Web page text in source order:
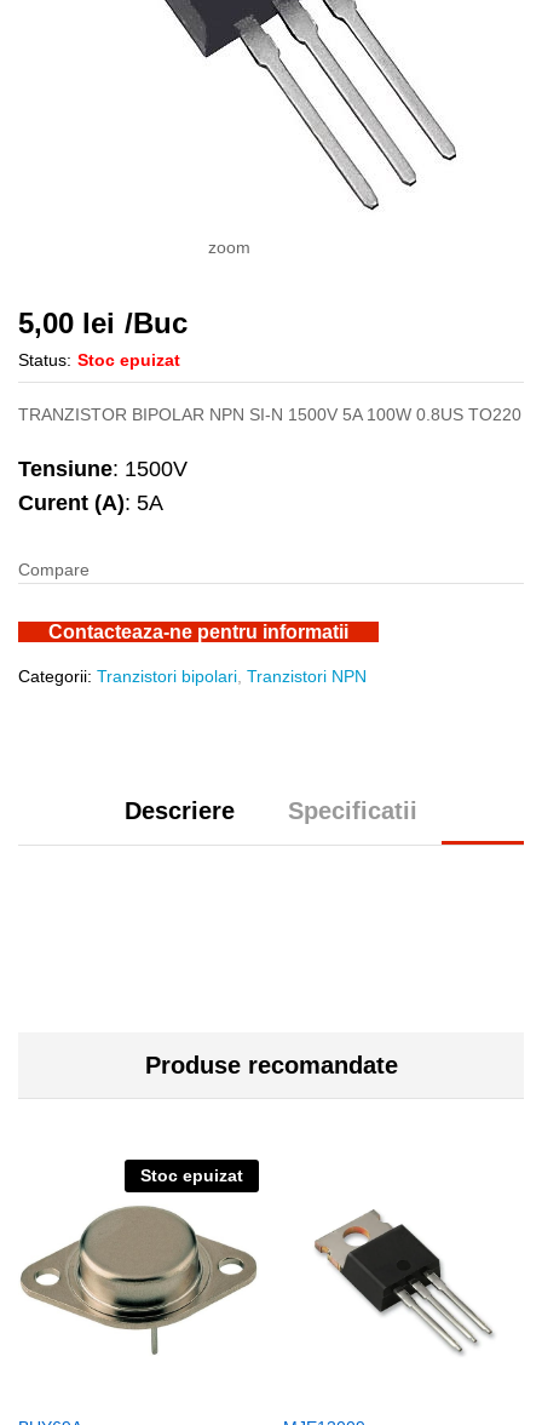
zoom
5,00 lei /Buc
Status: Stoc epuizat
TRANZISTOR BIPOLAR NPN SI-N 1500V 5A 100W 0.8US TO220
Tensiune: 1500V
Curent (A): 5A
Compare
Contacteaza-ne pentru informatii
Categorii: Tranzistori bipolari Tranzistori NPN
Descriere Specificatii
Produse recomandate
Stoc epuizat